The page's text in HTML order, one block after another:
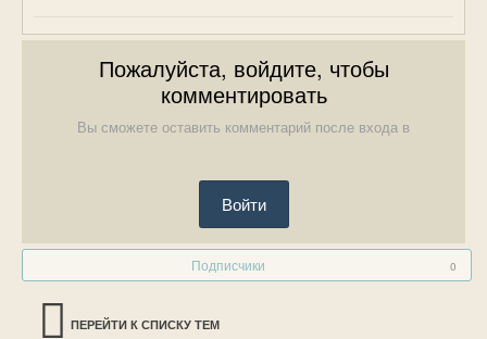
Пожалуйста, войдите, чтобы
комментировать
Вы сможете оставить комментарий после входа в
Войти
Подписчики 0
ПЕРЕЙТИ К СПИСКУ ТЕМ